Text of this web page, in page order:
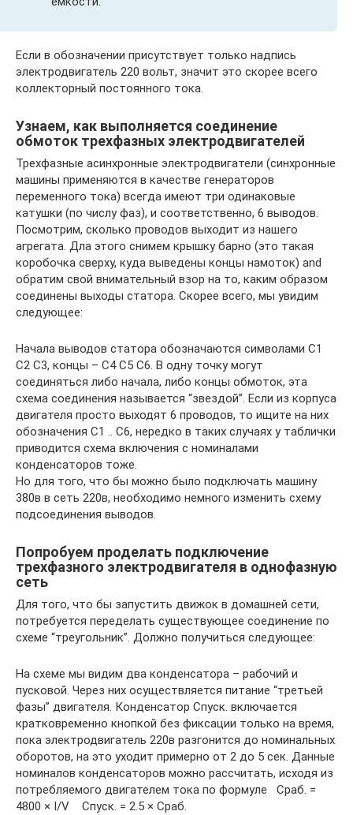
Если в обозначении присутствует только надпись
электродвигатель 220 вольт, значит это скорее всего
коллекторный постоянного тока.
Узнаем, как выполняется соединение
обмоток трехфазных электродвигателей
Трехфазные асинхронные электродвигатели (синхронные
машины применяются в качестве генераторов
переменного тока) всегда имеют три одинаковые
катушки (по числу фаз), и соответственно, 6 выводов.
Посмотрим, сколько проводов выходит из нашего
агрегата. Дла этого снимем крышку барно (это такая
коробочка сверху, куда выведены концы намоток) and
обратим свой внимательный взор на то, каким образом
соединены выходы статора. Скорее всего, мы увидим
следующее:
Начала выводов статора обозначаются символами С1
С2 С3, концы – С4 С5 С6. В одну точку могут
соединяться либо начала, либо концы обмоток, эта
схема соединения называется “звездой”. Если из корпуса
двигателя просто выходят 6 проводов, то ищите на них
обозначения С1 .. С6, нередко в таких случаях у таблички
приводится схема включения с номиналами
конденсаторов тоже.
Но для того, что бы можно было подключать машину
380в в сеть 220в, необходимо немного изменить схему
подсоединения выводов.
Попробуем проделать подключение
трехфазного электродвигателя в однофазную
сеть
Для того, что бы запустить движок в домашней сети,
потребуется переделать существующее соединение по
схеме “треугольник”. Должно получиться следующее:
На схеме мы видим два конденсатора – рабочий и
пусковой. Через них осуществляется питание “третьей
фазы” двигателя. Конденсатор Спуск. включается
кратковременно кнопкой без фиксации только на время,
пока электродвигатель 220в разгонится до номинальных
оборотов, на это уходит примерно от 2 до 5 сек. Данные
номиналов конденсаторов можно рассчитать, исходя из
потребляемого двигателем тока по формуле Сраб. =
4800 × I/V Cпуск. = 2.5 × Cраб.